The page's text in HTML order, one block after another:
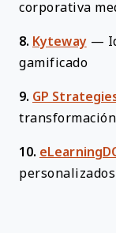
corporativa
8. Kyteway —
gamificado
9. GP
10.